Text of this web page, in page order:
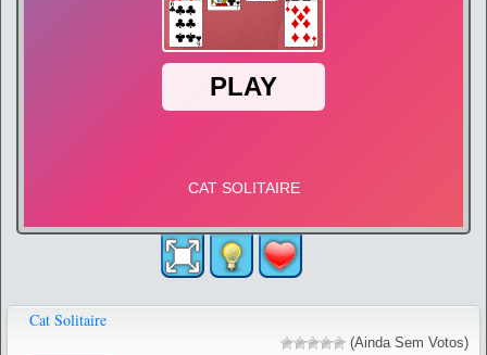
Cat Solitaire
(Ainda Sem Votos)